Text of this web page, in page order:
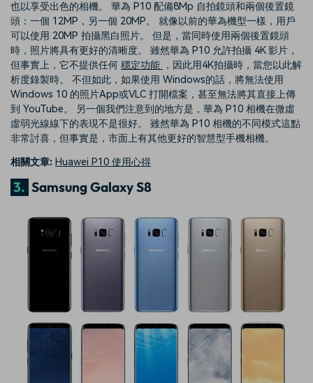
也以享受出色的相機。 華為 P10 配備8Mp 自拍鏡頭和兩個後置鏡
頭：一個 12MP，另一個 20MP。 就像以前的華為機型一樣，用戶
可以使用 20MP 拍攝黑白照片。 但是，當同時使用兩個後置鏡頭
時，照片將具有更好的清晰度。 雖然華為 P10 允許拍攝 4K 影片，
但事實上，它不提供任何 穩定功能 ，因此用4K拍攝時，當您以此解
析度錄製時。 不但如此，如果使用 Windows的話，將無法使用
Windows 10 的照片App或VLC 打開檔案，甚至無法將其直接上傳
到 YouTube。 另一個我們注意到的地方是，華為 P10 相機在微虛
虛弱光線線下的表現不是很好。 雖然華為 P10 相機的不同模式這點
非常討喜，但事實是，市面上有其他更好的智慧型手機相機。
相關文章: Huawei P10 使用心得
3. Samsung Galaxy S8